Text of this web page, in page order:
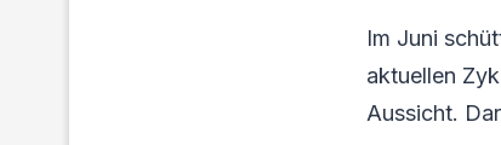
Im Juni
aktuellen
Aussicht.